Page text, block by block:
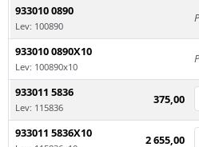
933010 0890
Lev: 100890
933010 0890X10
Lev: 100890x10
933011 5836
Lev: 115836
375,00
933011 5836X10 2 655,00